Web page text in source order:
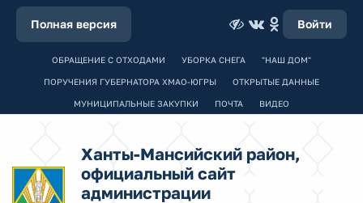
Полная версия Войти
ОБРАЩЕНИЕ С ОТХОДАМИ УБОРКА СНЕГА "НАШ ДОМ"
ПОРУЧЕНИЯ ГУБЕРНАТОРА ХМАО-ЮГРЫ ОТКРЫТЫЕ ДАННЫЕ
МУНИЦИПАЛЬНЫЕ ЗАКУПКИ ПОЧТА ВИДЕО
Ханты-Мансийский район,
официальный сайт
администрации